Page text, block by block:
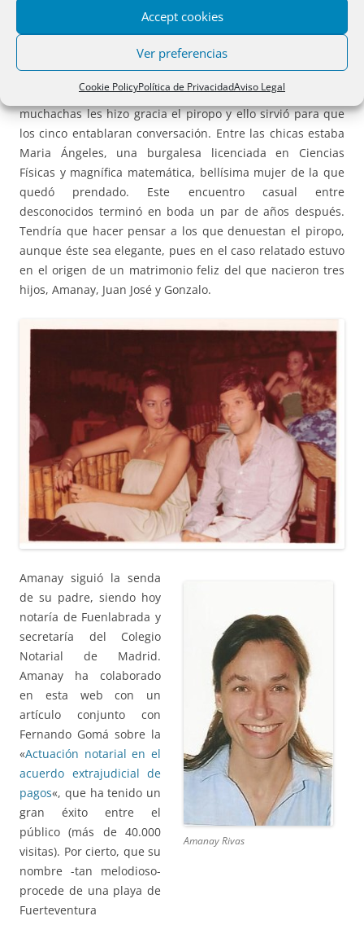
Accept cookies
Ver preferencias
Cookie PolicyPolítica de PrivacidadAviso Legal
situado en la plaza Conde de Suchil. En una ocasión, a su
salida, se sentaron un rato en un banco de la plaza. Cerca
de ellos había un grupo de tres chicas charlando entre
ellas. Su amigo, que era más lanzado que él, le dijo a una
¡Pero si tienes los ojos más bonitos que éste!
muchachas les hizo gracia el piropo y ello sirvió para que
los cinco entablaran conversación. Entre las chicas estaba
Maria Ángeles, una burgalesa licenciada en Ciencias
Físicas y magnífica matemática, bellísima mujer de la que
quedó prendado. Este encuentro casual entre
desconocidos terminó en boda un par de años después.
Tendría que hacer pensar a los que denuestan el piropo,
aunque éste sea elegante, pues en el caso relatado estuvo
en el origen de un matrimonio feliz del que nacieron tres
hijos, Amanay, Juan José y Gonzalo.
Amanay Rivas
Amanay siguió la senda
de su padre, siendo hoy
notaría de Fuenlabrada y
secretaría del Colegio
Notarial de Madrid.
Amanay ha colaborado
en esta web con un
artículo conjunto con
Fernando Gomá sobre la
«Actuación notarial en el
acuerdo extrajudicial de
pagos«, que ha tenido un
gran éxito entre el
público (más de 40.000
visitas). Por cierto, que su
nombre -tan melodioso-
procede de una playa de
Fuerteventura